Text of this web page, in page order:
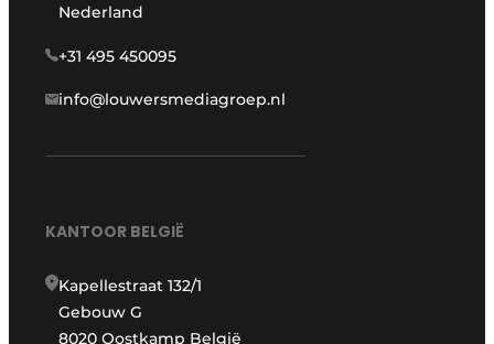
Nederland
+31 495 450095
info@louwersmediagroep.nl
KANTOOR BELGIË
Kapellestraat 132/1
Gebouw G
8020 Oostkamp België